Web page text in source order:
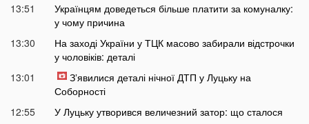
13:51
Українцям доведеться більше платити за комуналку:
у чому причина
13:30
На заході України у ТЦК масово забирали відстрочки
у чоловіків: деталі
13:01
Зʼявилися деталі нічної ДТП у Луцьку на
Соборності
12:55
У Луцьку утворився величезний затор: що сталося